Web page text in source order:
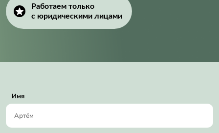
Работаем только
с юридическими лицами
Имя